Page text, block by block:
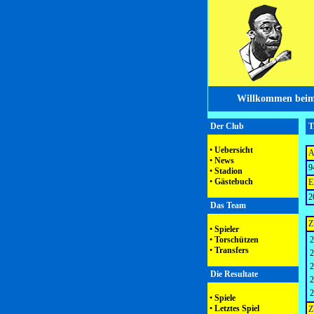
Willkommen
Der Club
• Uebersicht
• News
• Stadion
• Gästebuch
Das Team
• Spieler
• Torschützen
• Transfers
Die Resultate
• Spiele
• Letztes Spiel